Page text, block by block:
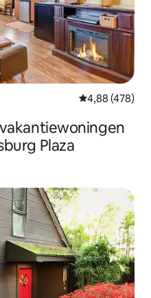
Gemiddelde
4,88 (478)
Plaza